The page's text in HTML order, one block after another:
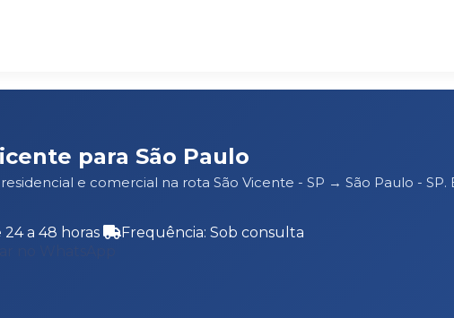
para São Paulo
e comercial na rota São Vicente - SP → São Paulo -
24 a 48 horas
Frequência: Sob consulta